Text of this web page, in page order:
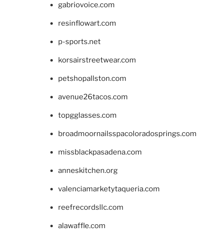
gabriovoice.com
resinflowart.com
p-sports.net
korsairstreetwear.com
petshopallston.com
avenue26tacos.com
topgglasses.com
broadmoornailsspacoloradosprings.com
missblackpasadena.com
anneskitchen.org
valenciamarketytaqueria.com
reefrecordsllc.com
alawaffle.com